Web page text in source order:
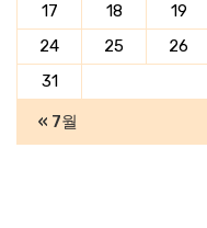
17
18 19
24
25 26
31
« 7월